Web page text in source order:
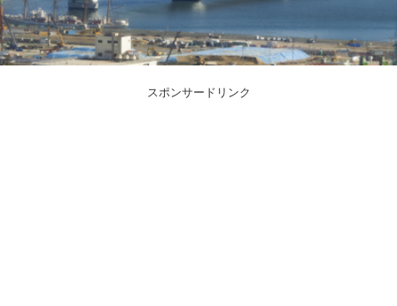
スポンサードリンク